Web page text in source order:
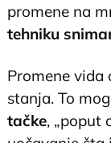
promene na
tehniku
Promene vida
stanja. To
tačke, „poput